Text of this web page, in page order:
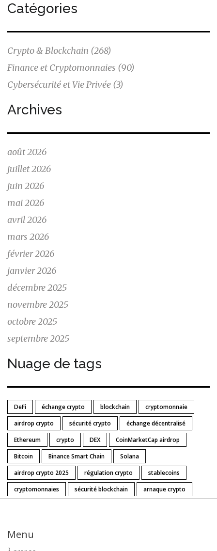
Catégories
Crypto & Blockchain (268)
Finance et Cryptomonnaies (90)
Cybersécurité et Vie Privée (3)
Archives
août 2026
juillet 2026
juin 2026
mai 2026
avril 2026
mars 2026
février 2026
janvier 2026
décembre 2025
novembre 2025
octobre 2025
septembre 2025
Nuage de tags
DeFi échange crypto blockchain
cryptomonnaie
airdrop crypto
sécurité crypto
échange décentralisé
Ethereum
crypto DEX
CoinMarketCap airdrop
Bitcoin
Binance Smart Chain
Solana
airdrop crypto 2025
régulation crypto
stablecoins
cryptomonnaies
sécurité blockchain arnaque crypto
Menu